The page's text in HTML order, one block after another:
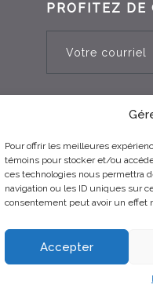
Pour offrir les meilleures
témoins pour stocker et/ou
ces technologies nous permettra
navigation ou les ID uniques sur
consentement peut avoir un effet
Accepter
PROFITEZ DE